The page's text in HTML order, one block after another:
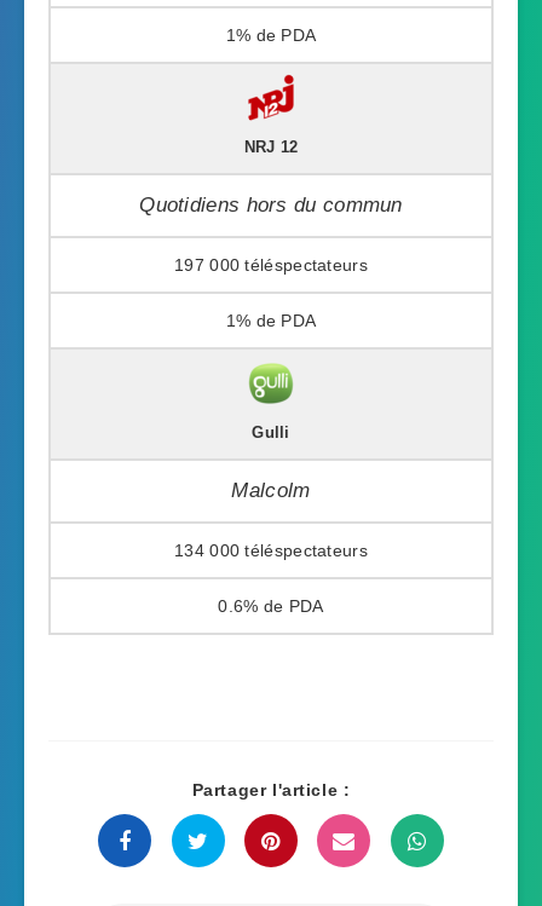
1%
NRJ 12
Quotidiens hors du commun
197 000
1%
Gulli
Malcolm
134 000
0.6%
Partager l'article :